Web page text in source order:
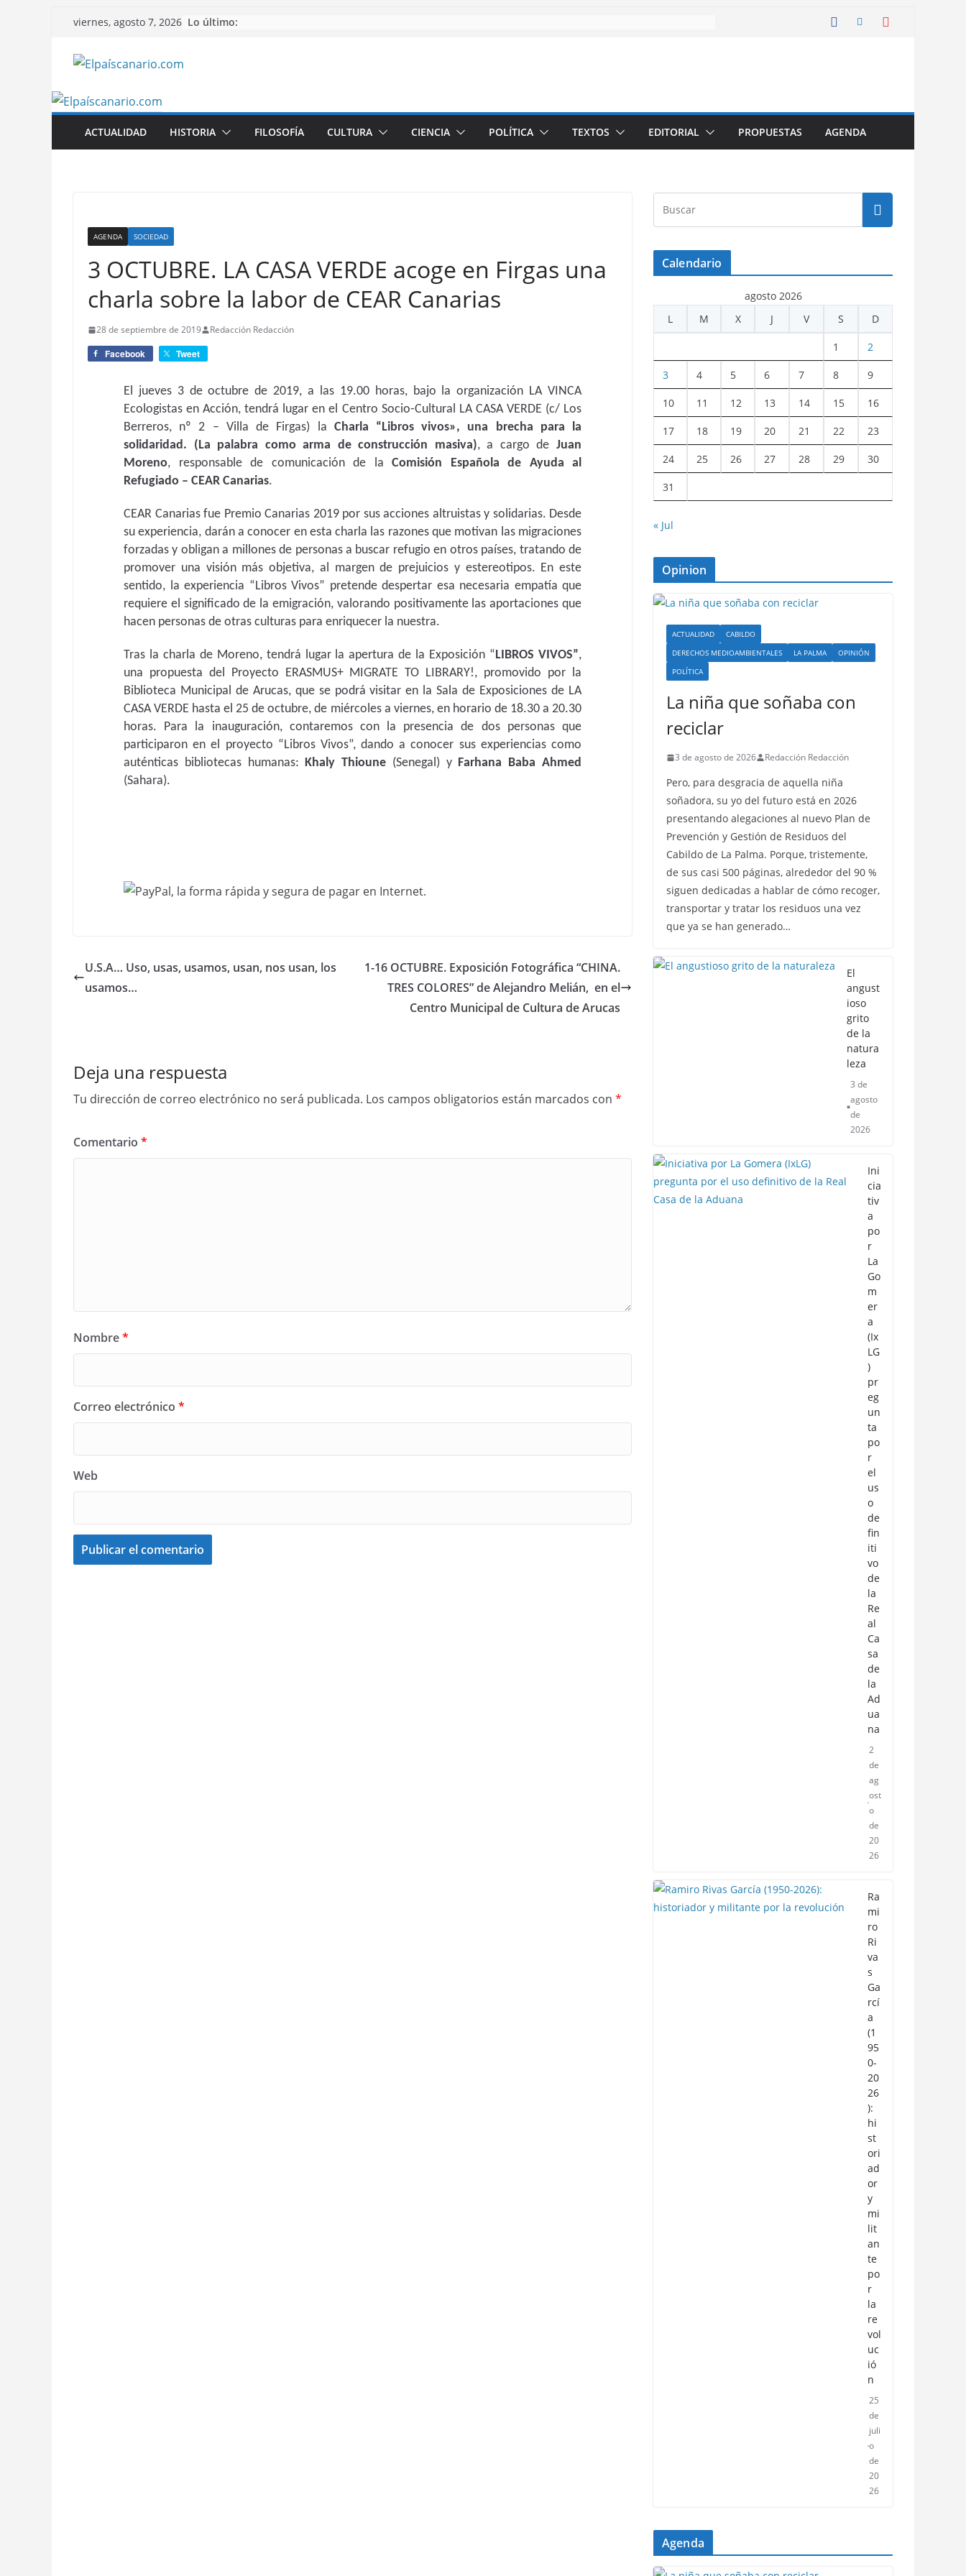
Saltar
contenido
viernes, agosto 7, 2026 Lo último:
ACTUALIDAD HISTORIA FILOSOFÍA CULTURA CIENCIA POLÍTICA TEXTOS EDITORIAL PROPUESTAS AGENDA
AGENDA SOCIEDAD
3 OCTUBRE. LA CASA VERDE acoge en Firgas una
charla sobre la labor de CEAR Canarias
28 de septiembre de 2019 Redacción Redacción
Facebook Tweet
El jueves 3 de octubre de 2019, a las 19.00 horas, bajo la organización LA VINCA
Ecologistas en Acción, tendrá lugar en el Centro Socio-Cultural LA CASA VERDE (c/ Los
Berreros, nº 2 – Villa de Firgas) la Charla “Libros vivos», una brecha para la
solidaridad. (La palabra como arma de construcción masiva), a cargo deJuan
Moreno, responsable de comunicación de la Comisión Española de Ayuda al
Refugiado – CEAR Canarias.
CEAR Canarias fue Premio Canarias 2019 por sus acciones altruistas y solidarias. Desde
su experiencia, darán a conocer en esta charla las razones que motivan las migraciones
forzadas y obligan a millones de personas a buscar refugio en otros países, tratando de
promover una visión más objetiva, al margen de prejuicios y estereotipos. En este
sentido, la experiencia “Libros Vivos” pretende despertar esa necesaria empatía que
requiere el significado de la emigración, valorando positivamente las aportaciones que
hacen personas de otras culturas para enriquecer la nuestra.
Tras la charla de Moreno, tendrá lugar la apertura de la Exposición “LIBROS VIVOS”,
una propuesta del Proyecto ERASMUS+ MIGRATE TO LIBRARY!, promovido por la
Biblioteca Municipal de Arucas, que se podrá visitar en la Sala de Exposiciones de LA
CASA VERDE hasta el 25 de octubre, de miércoles a viernes, en horario de 18.30 a 20.30
horas. Para la inauguración, contaremos con la presencia de dos personas que
participaron en el proyecto “Libros Vivos”, dando a conocer sus experiencias como
auténticas bibliotecas humanas:Khaly Thioune (Senegal) y Farhana Baba Ahmed
(Sahara).
U.S.A… Uso, usas, usamos, usan, nos usan, los
usamos…
1-16 OCTUBRE. Exposición Fotográfica “CHINA.
TRES COLORES” de Alejandro Melián, en el
Centro Municipal de Cultura de Arucas
Deja una respuesta
Tu dirección de correo electrónico no será publicada. Los campos obligatorios están marcados con *
Comentario *
Nombre*
Correo electrónico *
Web
Calendario
agosto 2026
L
M X J V S D
1 2
3 4 5 6 7 8 9
10 11 12 13 14 15 16
17 18 19 20 21 22 23
24 25 26 27 28 29 30
31
« Jul
Opinion
ACTUALIDAD
CABILDO
DERECHOS MEDIOAMBIENTALES
LA PALMA
OPINIÓN
POLÍTICA
La niña que soñaba con
reciclar
3 de agosto de 2026 Redacción Redacción
Pero, para desgracia de aquella niña
soñadora, su yo del futuro está en 2026
presentando alegaciones al nuevo Plan de
Prevención y Gestión de Residuos del
Cabildo de La Palma. Porque, tristemente,
de sus casi 500 páginas, alrededor del 90 %
siguen dedicadas a hablar de cómo recoger,
transportar y tratar los residuos una vez
que ya se han generado…
El
angust
ioso
grito
de la
natura
leza
3 de
agosto
de
2026
Ini
cia
tiv
a
po
r
La
Go
m
er
a
(Ix
LG
)
pr
eg
un
ta
po
r
el
us
o
de
fin
iti
vo
de
la
Re
al
Ca
sa
de
la
Ad
ua
na
2
de
ag
ost
o
de
20
26
Ra
mi
ro
Ri
va
s
Ga
rcí
a
(1
95
0-
20
26
):
hi
st
ori
ad
or
y
mi
lit
an
te
po
r
la
re
vol
uc
ió
n
25
de
juli
o
de
20
26
Agenda